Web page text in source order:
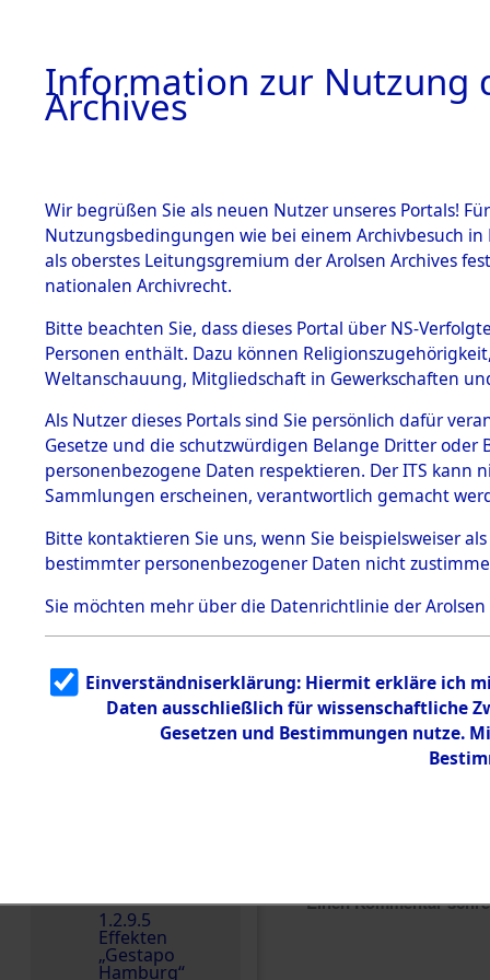
BESTÄNDE
1.
Inhaftierungsdoku
mente
1.2.9 Beim ITS
Effekten
1.2.9.1
Effekten aus
dem KZ
Dachau
1.2.9.2
Effekten aus
dem KZ
Bayerisches
1.2.9.3
Effekten aus
dem KZ
Neuengamm
1.2.9.5
Effekten
„Gestapo
Hamburg“
0003
Einen Kommentar
Information zur Nutzung
Archives
Wir begrüßen Sie als neuen Nutzer unseres Portals!
Nutzungsbedingungen wie bei einem Archivbesuch
als oberstes Leitungsgremium der Arolsen Archives
nationalen Archivrecht.
Bitte beachten Sie, dass dieses Portal über NS-
Personen enthält. Dazu können
Weltanschauung, Mitgliedschaft in Gewerkschaften
Als Nutzer dieses Portals sind Sie persönlich dafür
Gesetze und die schutzwürdigen Belange Dritter
personenbezogene Daten respektieren. Der ITS
Sammlungen erscheinen, verantwortlich gemacht
Bitte kontaktieren Sie uns, wenn Sie beispielsweiser
bestimmter personenbezogener Daten nicht
Sie möchten mehr über die Datenrichtlinie der Arolsen
Einverständniserklärung: Hiermit erkläre ich
Daten ausschließlich für wissenschaftliche
Gesetzen und Bestimmungen nutze.